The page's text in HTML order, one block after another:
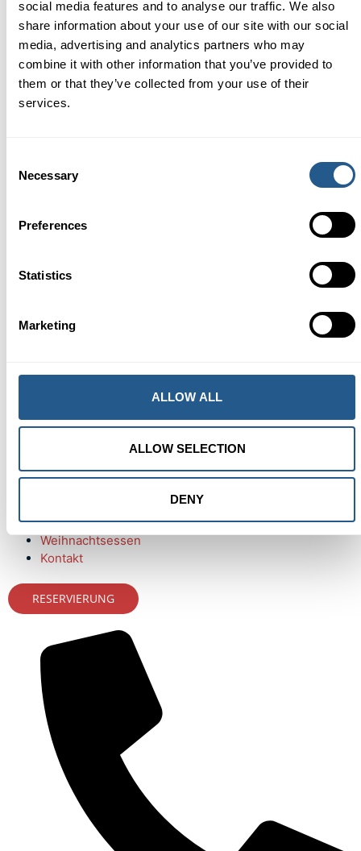
social media features and to analyse our traffic. We also
share information about your use of our site with our social
media, advertising and analytics partners who may
combine it with other information that you’ve provided to
them or that they’ve collected from your use of their
services.
Selection
Necessary
Preferences
Statistics
Marketing
ALLOW ALL
ALLOW SELECTION
DENY
VON HIER AUS FÄHRT DAS BOOT
Skeppsbron Kajplats 101
111 30 Stockholm
Schweden
SENDEN SIE
M / S Vindhem
Shrimp & Rock Abend
Charta
Geschenkkarte
Weihnachtsessen
Kontakt
RESERVIERUNG